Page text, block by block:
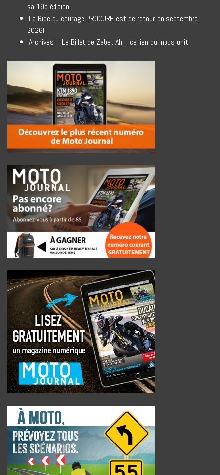
sa 19e édition
La Ride du courage PROCURE est de retour en septembre
2026!
Archives – Le Billet de Zabel. Ah… ce lien qui nous unit !